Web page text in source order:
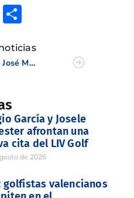
Email
José María Olazábal, ‘Premio Príncipe de Asturias de los Deportes 2013’
García y Josele
afrontan una
cita del LIV Golf
de 2026
golfistas valencianos